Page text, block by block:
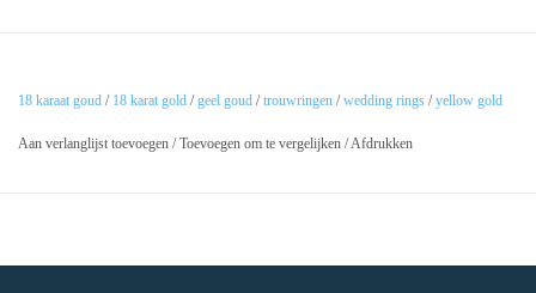
18 karaat goud / 18 karat gold /geel goud /trouwringen /wedding rings /yellow gold
Aan verlanglijst toevoegen /Toevoegen om te vergelijken /Afdrukken